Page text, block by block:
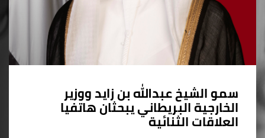
سمو الشيخ عبدالله بن زايد ووزير
الخارجية البريطاني يبحثان هاتفيا
العلاقات الثنائية